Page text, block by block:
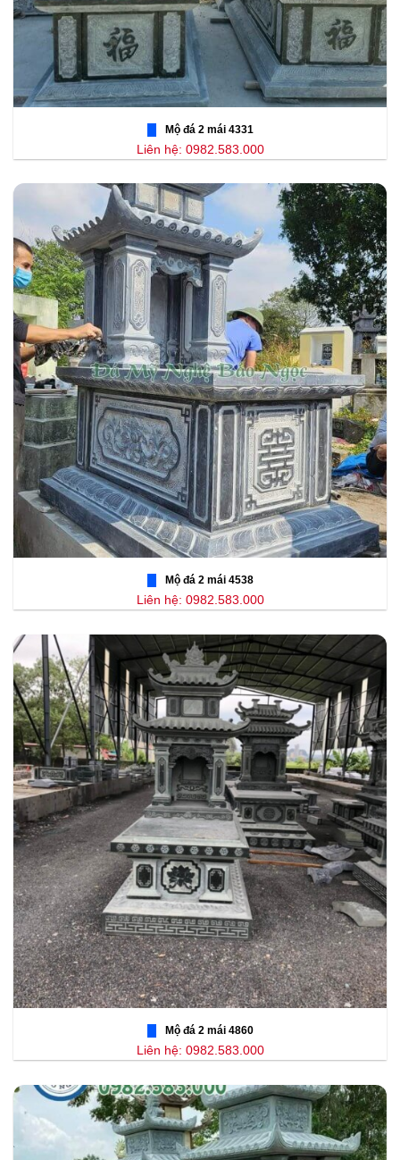
Mộ đá 2 mái 4331
Liên hệ: 0982.583.000
Mộ đá 2 mái 4538
Liên hệ: 0982.583.000
Mộ đá 2 mái 4860
Liên hệ: 0982.583.000